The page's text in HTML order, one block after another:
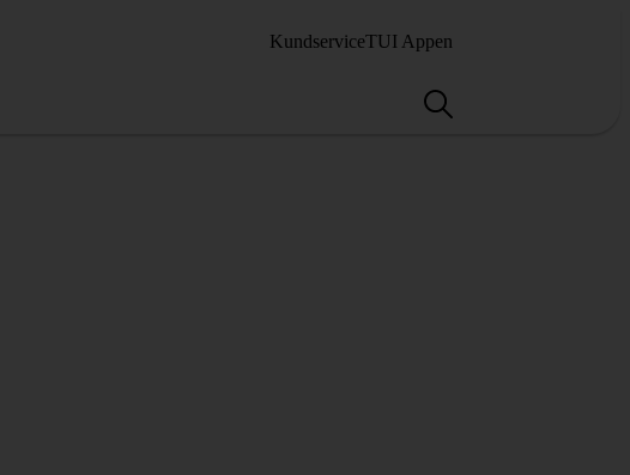
KundserviceTUI Appen